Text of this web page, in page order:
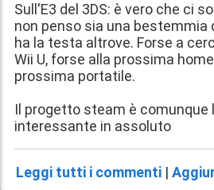
Sull'E3 del 3DS: è vero che ci
non penso sia una bestemmia
ha la testa altrove. Forse a
Wii U, forse alla prossima
prossima portatile.
Il progetto steam è comunque
interessante in assoluto
Leggi tutti i commenti|